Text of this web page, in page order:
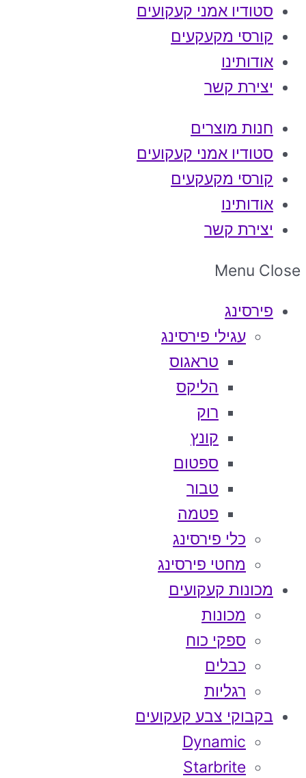
סטודיו אמני קעקועים
קורסי מקעקעים
אודותינו
יצירת קשר
חנות מוצרים
סטודיו אמני קעקועים
קורסי מקעקעים
אודותינו
יצירת קשר
Menu Close
פירסינג
עגילי פירסינג
טראגוס
הליקס
רוק
קונץ
ספטום
טבור
פטמה
כלי פירסינג
מחטי פירסינג
מכונות קעקועים
מכונות
ספקי כוח
כבלים
רגליות
בקבוקי צבע קעקועים
Dynamic
Starbrite